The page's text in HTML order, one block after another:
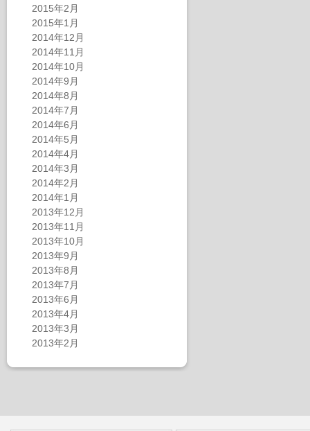
2015年2月
2015年1月
2014年12月
2014年11月
2014年10月
2014年9月
2014年8月
2014年7月
2014年6月
2014年5月
2014年4月
2014年3月
2014年2月
2014年1月
2013年12月
2013年11月
2013年10月
2013年9月
2013年8月
2013年7月
2013年6月
2013年4月
2013年3月
2013年2月